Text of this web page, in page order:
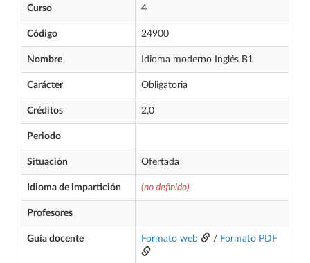
Curso 4
Código 24900
Nombre Idioma moderno Inglés B1
Carácter Obligatoria
Créditos 2,0
Periodo
Situación Ofertada
Idioma de impartición (no definido)
Profesores
Guía docente Formato web / Formato PDF